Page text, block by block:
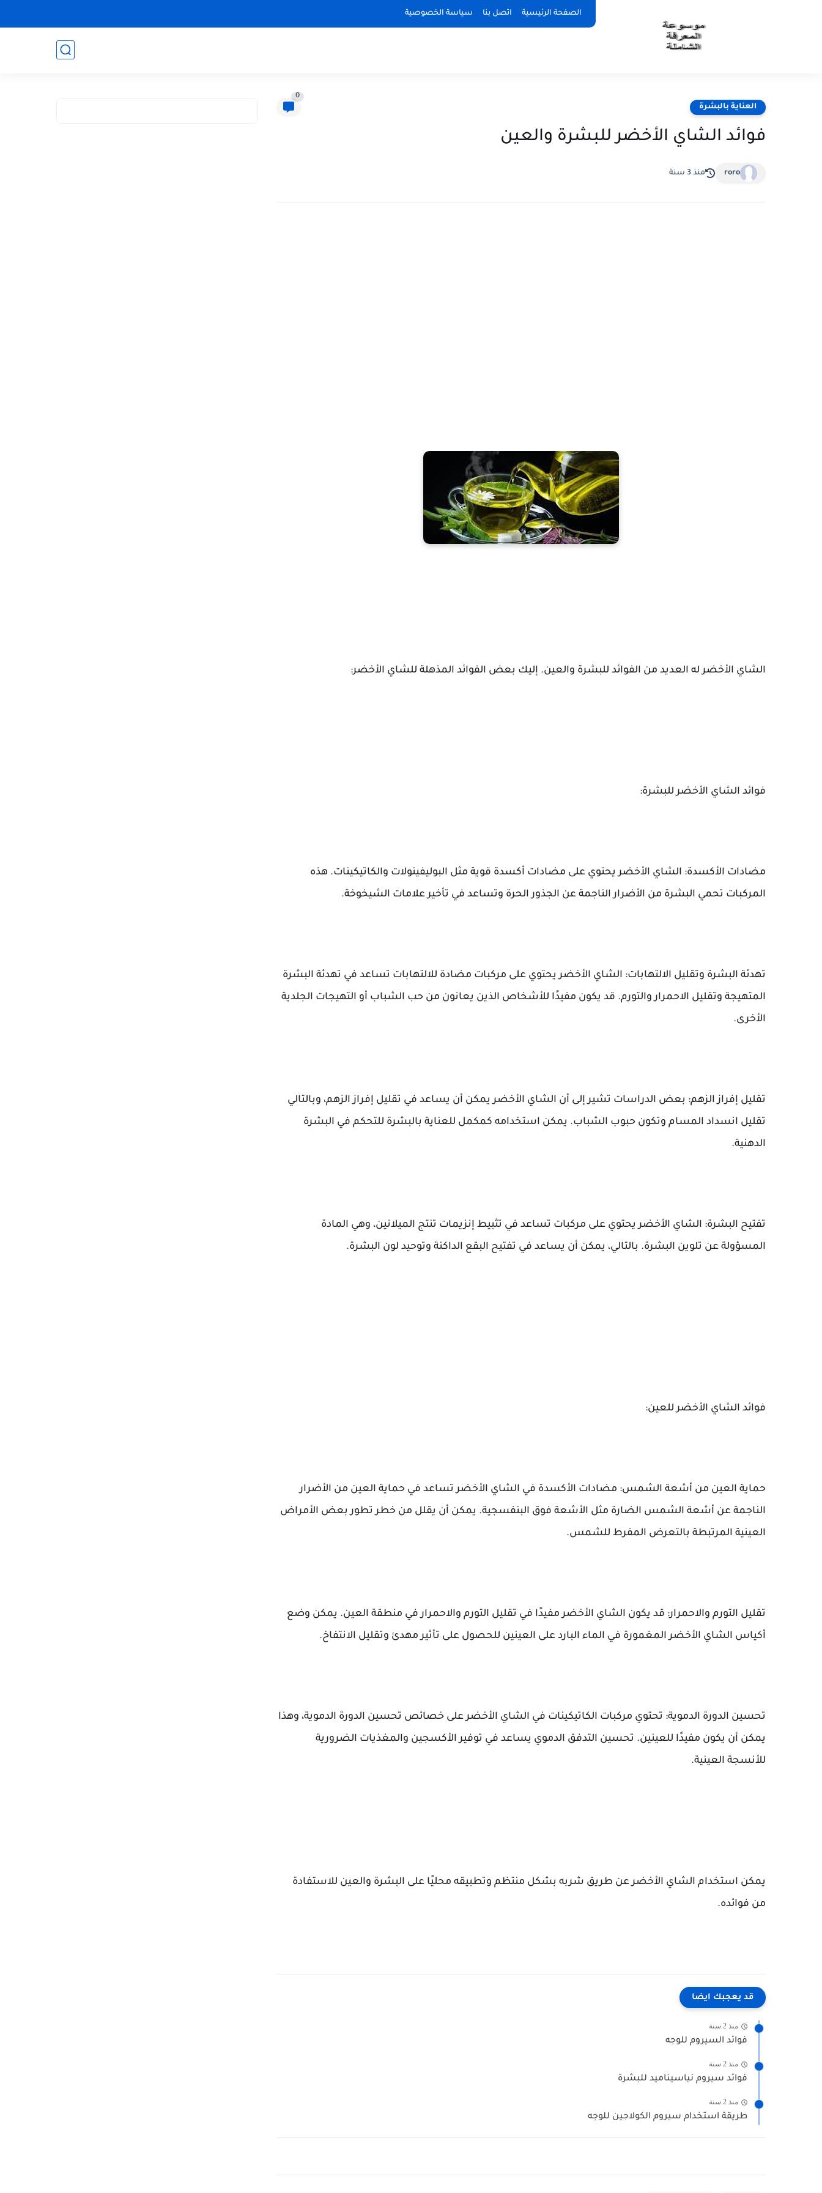
الصفحة الرئيسية اتصل بنا سياسة الخصوصية
العناية بالبشرة
0
فوائد الشاي الأخضر للبشرة والعين
roro منذ 3 سنة
الشاي الأخضر له العديد من الفوائد للبشرة والعين. إليك بعض الفوائد المذهلة للشاي الأخضر:
فوائد الشاي الأخضر للبشرة:
مضادات الأكسدة: الشاي الأخضر يحتوي على مضادات أكسدة قوية مثل البوليفينولات والكاتيكينات. هذه
المركبات تحمي البشرة من الأضرار الناجمة عن الجذور الحرة وتساعد في تأخير علامات الشيخوخة.
تهدئة البشرة وتقليل الالتهابات: الشاي الأخضر يحتوي على مركبات مضادة للالتهابات تساعد في تهدئة البشرة
المتهيجة وتقليل الاحمرار والتورم. قد يكون مفيدًا للأشخاص الذين يعانون من حب الشباب أو التهيجات الجلدية
الأخرى.
تقليل إفراز الزهم: بعض الدراسات تشير إلى أن الشاي الأخضر يمكن أن يساعد في تقليل إفراز الزهم، وبالتالي
تقليل انسداد المسام وتكون حبوب الشباب. يمكن استخدامه كمكمل للعناية بالبشرة للتحكم في البشرة
الدهنية.
تفتيح البشرة: الشاي الأخضر يحتوي على مركبات تساعد في تثبيط إنزيمات تنتج الميلانين، وهي المادة
المسؤولة عن تلوين البشرة. بالتالي، يمكن أن يساعد في تفتيح البقع الداكنة وتوحيد لون البشرة.
فوائد الشاي الأخضر للعين:
حماية العين من أشعة الشمس: مضادات الأكسدة في الشاي الأخضر تساعد في حماية العين من الأضرار
الناجمة عن أشعة الشمس الضارة مثل الأشعة فوق البنفسجية. يمكن أن يقلل من خطر تطور بعض الأمراض
العينية المرتبطة بالتعرض المفرط للشمس.
تقليل التورم والاحمرار: قد يكون الشاي الأخضر مفيدًا في تقليل التورم والاحمرار في منطقة العين. يمكن وضع
أكياس الشاي الأخضر المغمورة في الماء البارد على العينين للحصول على تأثير مهدئ وتقليل الانتفاخ.
تحسين الدورة الدموية: تحتوي مركبات الكاتيكينات في الشاي الأخضر على خصائص تحسين الدورة الدموية، وهذا
يمكن أن يكون مفيدًا للعينين. تحسين التدفق الدموي يساعد في توفير الأكسجين والمغذيات الضرورية
للأنسجة العينية.
يمكن استخدام الشاي الأخضر عن طريق شربه بشكل منتظم وتطبيقه محليًا على البشرة والعين للاستفادة
من فوائده.
قد يعجبك ايضا
منذ 2 سنة
فوائد السيروم للوجه
منذ 2 سنة
فوائد سيروم نياسيناميد للبشرة
منذ 2 سنة
طريقة استخدام سيروم الكولاجين للوجه